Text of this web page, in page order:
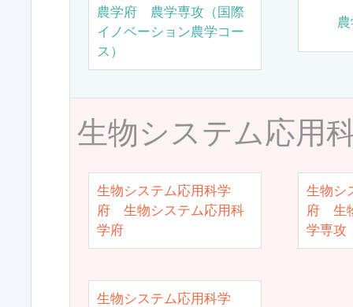
農学府 農学専攻（国際
イノベーション農学コー
ス）
生物システム応用
生物システム応用科学
府 生物システム応用科
学府
生物シ
府 生
学専攻
生物システム応用科学